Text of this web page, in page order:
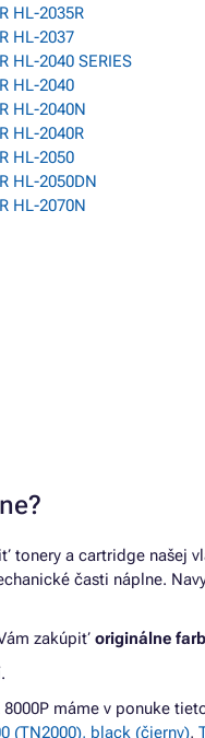
HL-2035R
HL-2037
HL-2040 SERIES
HL-2040
HL-2040N
HL-2040R
HL-2050
HL-2050DN
HL-2070N
tonery a cartridge našej
časti náplne.
zakúpiť originálne
8000P máme v ponuke
(TN2000), black (čierny),